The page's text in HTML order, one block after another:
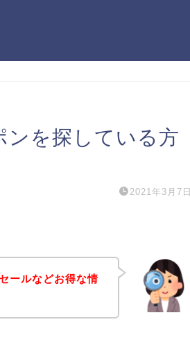
ンを探している方
2021年3月7日
ールなどお得な情